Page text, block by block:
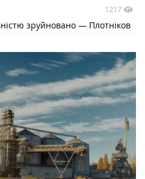
1217
зруйновано — Плотніков